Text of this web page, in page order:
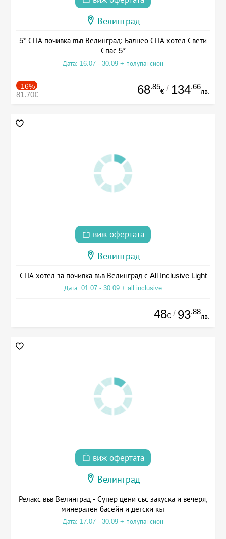
Велинград
5* СПА почивка във Велинград: Балнео СПА хотел Свети
Спас 5*
Дата: 16.07 - 30.09 + полупансион
-16%
81.70€ 68.85
€ / 134.66
лв.
виж офертата
Велинград
СПА хотел за почивка във Велинград с All Inclusive Light
Дата: 01.07 - 30.09 + all inclusive
48€ / 93.88
лв.
виж офертата
Велинград
Релакс във Велинград - Супер цени със закуска и вечеря,
минерален басейн и детски кът
Дата: 17.07 - 30.09 + полупансион